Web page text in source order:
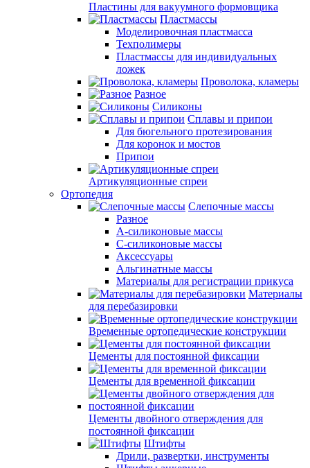
Пластины для вакуумного формовщика
Пластмассы
Моделировочная пластмасса
Техполимеры
Пластмассы для индивидуальных
ложек
Проволока, кламеры
Разное
Силиконы
Сплавы и припои
Для бюгельного протезирования
Для коронок и мостов
Припои
Артикуляционные спреи
Ортопедия
Слепочные массы
Разное
А-силиконовые массы
С-силиконовые массы
Аксессуары
Альгинатные массы
Материалы для регистрации прикуса
Материалы
для перебазировки
Временные ортопедические конструкции
Цементы для постоянной фиксации
Цементы для временной фиксации
Цементы двойного отверждения для
постоянной фиксации
Штифты
Дрили, развертки, инструменты